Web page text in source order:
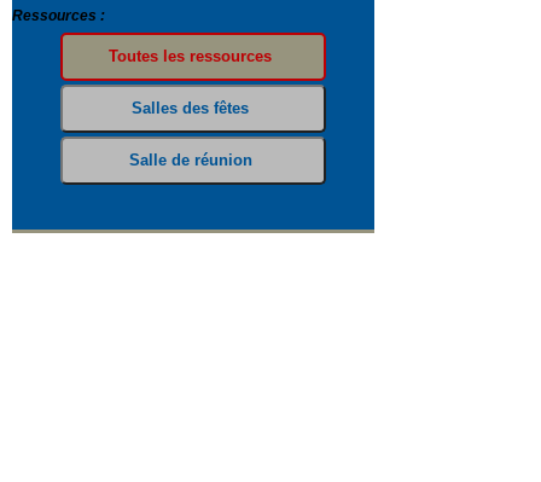
Ressources :